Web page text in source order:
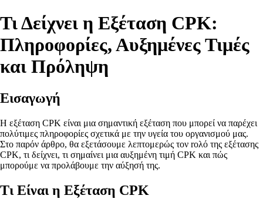
Τι Δείχνει η Εξέταση CPK:
Πληροφορίες, Αυξημένες Τιμές
και Πρόληψη
Εισαγωγή
Η εξέταση CPK είναι μια σημαντική εξέταση που μπορεί να παρέχει
πολύτιμες πληροφορίες σχετικά με την υγεία του οργανισμού μας.
Στο παρόν άρθρο, θα εξετάσουμε λεπτομερώς τον roλό της εξέτασης
CPK, τι δείχνει, τι σημαίνει μια αυξημένη τιμή CPK και πώς
μπορούμε να προλάβουμε την αύξησή της.
Τι Είναι η Εξέταση CPK